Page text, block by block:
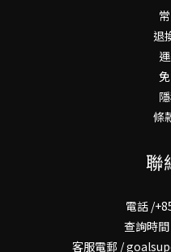
退
條
聯
電話 /
查詢時
客服電郵 /